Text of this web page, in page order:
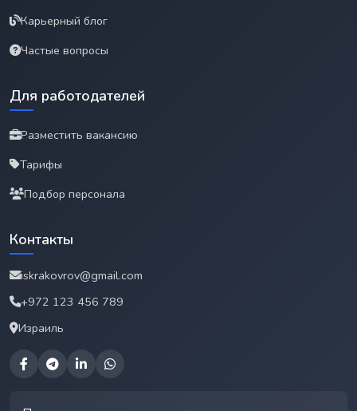
Карьерный блог
Частые вопросы
Для работодателей
Разместить вакансию
Тарифы
Подбор персонала
Контакты
iskrakovrov@gmail.com
+972 123 456 789
Израиль